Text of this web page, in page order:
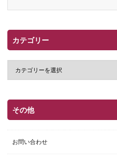
カテゴリー
その他
お問い合わせ